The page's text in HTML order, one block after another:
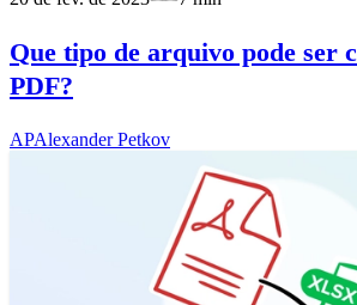
Que tipo de arquivo pode ser
PDF?
APAlexander Petkov